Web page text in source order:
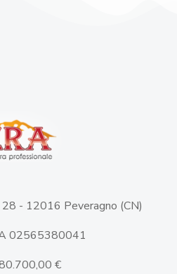
- 12016 Peveragno (CN)
02565380041
€